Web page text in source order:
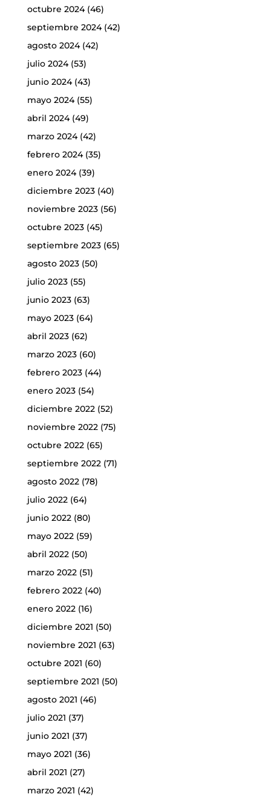
octubre 2024(46)
septiembre 2024(42)
agosto 2024(42)
julio 2024(53)
junio 2024(43)
mayo 2024(55)
abril 2024(49)
marzo 2024(42)
febrero 2024(35)
enero 2024(39)
diciembre 2023(40)
noviembre 2023(56)
octubre 2023(45)
septiembre 2023(65)
agosto 2023(50)
julio 2023(55)
junio 2023(63)
mayo 2023(64)
abril 2023(62)
marzo 2023(60)
febrero 2023(44)
enero 2023(54)
diciembre 2022(52)
noviembre 2022(75)
octubre 2022(65)
septiembre 2022(71)
agosto 2022(78)
julio 2022(64)
junio 2022(80)
mayo 2022(59)
abril 2022(50)
marzo 2022(51)
febrero 2022(40)
enero 2022(16)
diciembre 2021 (50)
noviembre 2021 (63)
octubre 2021 (60)
septiembre 2021 (50)
agosto 2021 (46)
julio 2021 (37)
junio 2021 (37)
mayo 2021 (36)
abril 2021 (27)
marzo 2021 (42)